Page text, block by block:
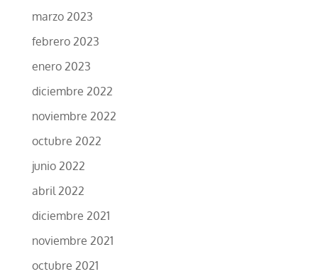
marzo 2023
febrero 2023
enero 2023
diciembre 2022
noviembre 2022
octubre 2022
junio 2022
abril 2022
diciembre 2021
noviembre 2021
octubre 2021